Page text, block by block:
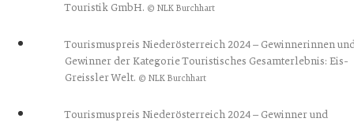
Touristik GmbH. © NLK Burchhart
Tourismuspreis Niederösterreich 2024 – Gewinnerinnen
Gewinner der Kategorie Touristisches Gesamterlebnis: Eis-
Greissler Welt. © NLK Burchhart
Tourismuspreis Niederösterreich 2024 – Gewinner und